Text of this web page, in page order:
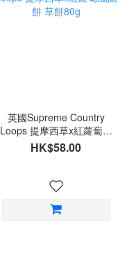
英國Supreme Country
Loops 提摩西草x紅蘿蔔圈
圈餅 草餅80g
HK$58.00